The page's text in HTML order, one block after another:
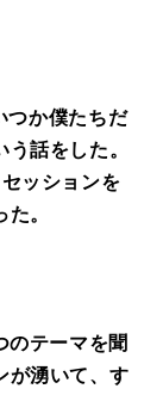
つか僕たちだ
話をした。
ッションを
。
のテーマを聞
が湧いて、す